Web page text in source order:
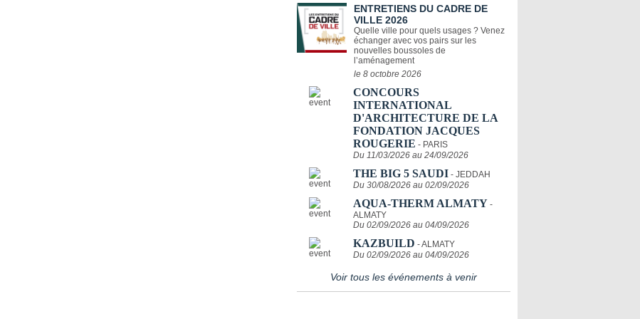
ENTRETIENS DU CADRE DE
VILLE 2026
Quelle ville pour quels usages ? Venez
échanger avec vos pairs sur les
nouvelles boussoles de
l’aménagement
le 8 octobre 2026
CONCOURS
INTERNATIONAL
D'ARCHITECTURE DE LA
FONDATION JACQUES
ROUGERIE - PARIS
Du 11/03/2026 au 24/09/2026
THE BIG 5 SAUDI - JEDDAH
Du 30/08/2026 au 02/09/2026
AQUA-THERM ALMATY -
ALMATY
Du 02/09/2026 au 04/09/2026
KAZBUILD - ALMATY
Du 02/09/2026 au 04/09/2026
Voir tous les événements à venir